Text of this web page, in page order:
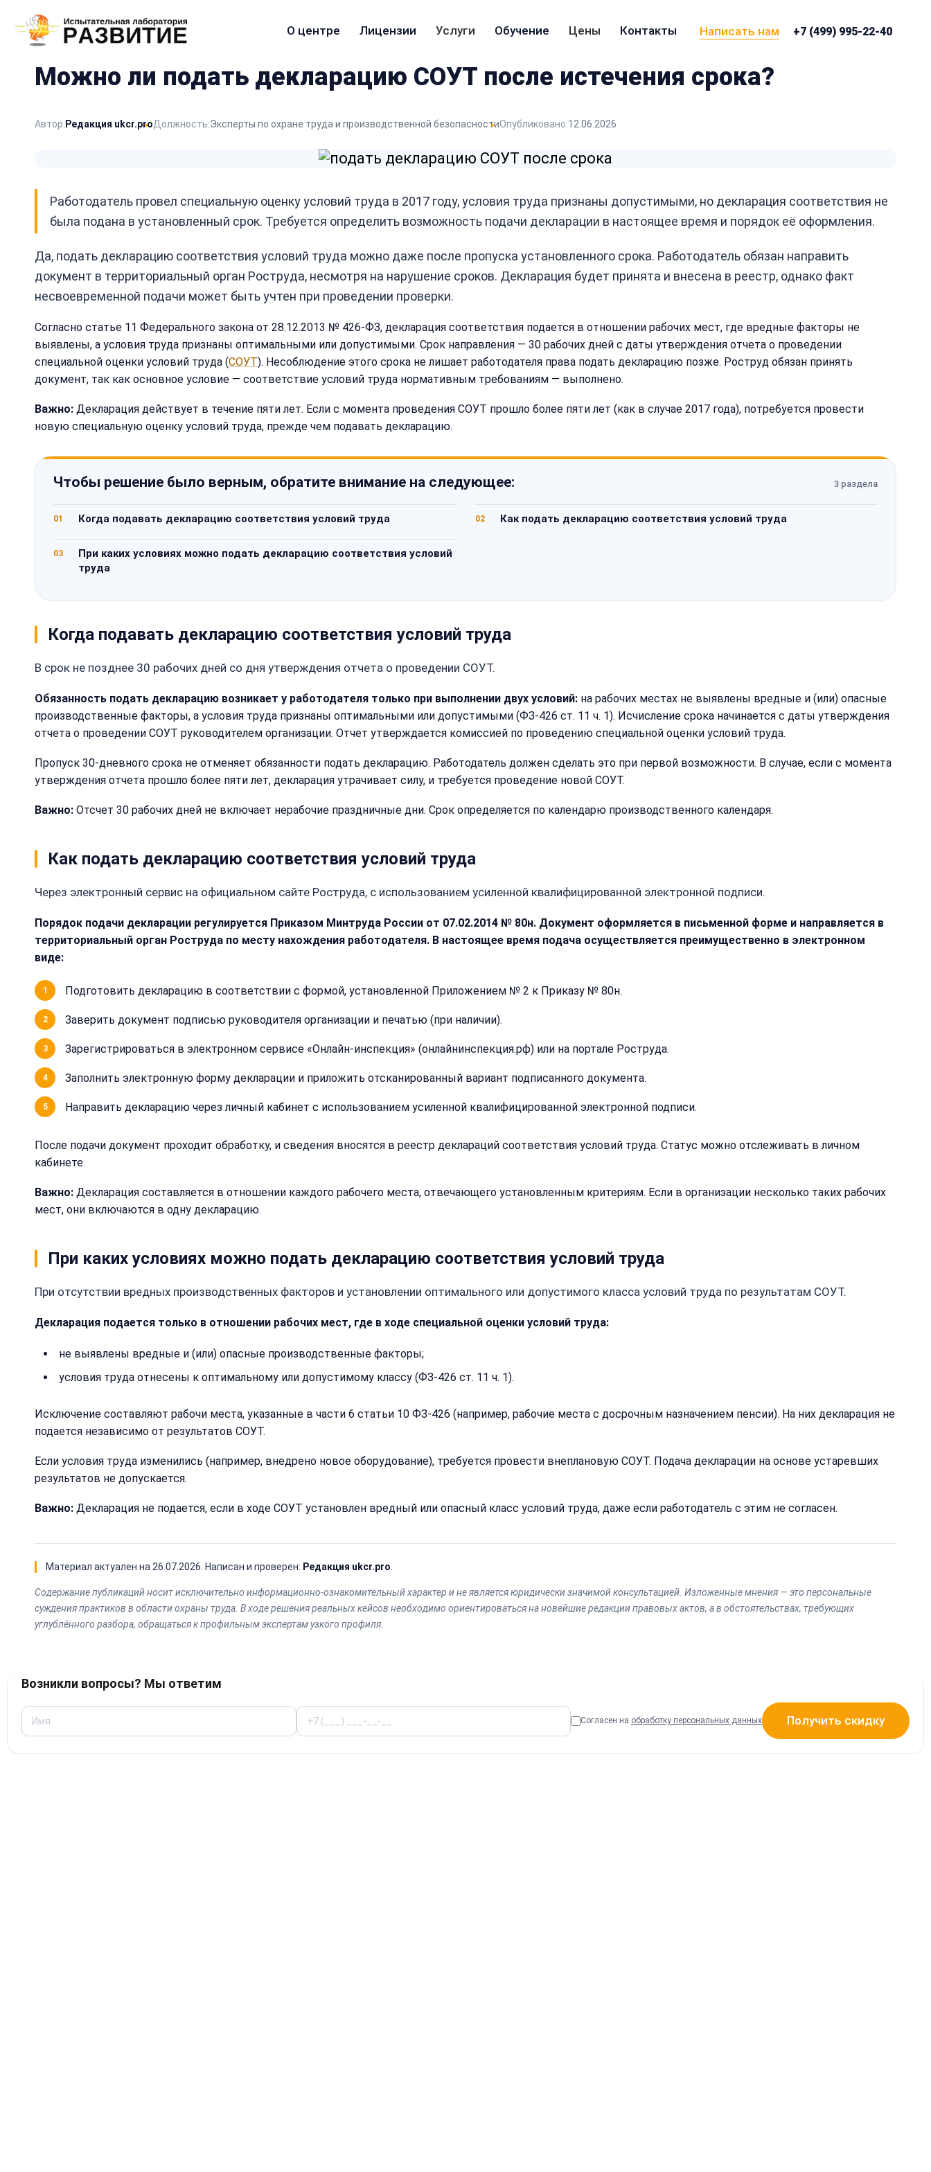
О центре Лицензии Услуги Обучение Цены Контакты Написать нам +7 (499) 995-22-40
Закрыть
Можно ли подать декларацию СОУТ после истечения срока?
Автор: Редакция ukcr.proДолжность:Эксперты по охране труда и производственной безопасностиОпубликовано:12.06.2026
Работодатель провел специальную оценку условий труда в 2017 году, условия труда признаны допустимыми, но декларация соответствия не
была подана в установленный срок. Требуется определить возможность подачи декларации в настоящее время и порядок её оформления.
Да, подать декларацию соответствия условий труда можно даже после пропуска установленного срока. Работодатель обязан направить
документ в территориальный орган Роструда, несмотря на нарушение сроков. Декларация будет принята и внесена в реестр, однако факт
несвоевременной подачи может быть учтен при проведении проверки.
Согласно статье 11 Федерального закона от 28.12.2013 № 426-ФЗ, декларация соответствия подается в отношении рабочих мест, где вредные факторы не
выявлены, а условия труда признаны оптимальными или допустимыми. Срок направления — 30 рабочих дней с даты утверждения отчета о проведении
специальной оценки условий труда (СОУТ). Несоблюдение этого срока не лишает работодателя права подать декларацию позже. Роструд обязан принять
документ, так как основное условие — соответствие условий труда нормативным требованиям — выполнено.
Важно: Декларация действует в течение пяти лет. Если с момента проведения СОУТ прошло более пяти лет (как в случае 2017 года), потребуется провести
новую специальную оценку условий труда, прежде чем подавать декларацию.
Чтобы решение было верным, обратите внимание на следующее: 3 раздела
01 Когда подавать декларацию соответствия условий труда 02 Как подать декларацию соответствия условий труда
03
При каких условиях можно подать декларацию соответствия условий
труда
Когда подавать декларацию соответствия условий труда
В срок не позднее 30 рабочих дней со дня утверждения отчета о проведении СОУТ.
Обязанность подать декларацию возникает у работодателя только при выполнении двух условий: на рабочих местах не выявлены вредные и (или) опасные
производственные факторы, а условия труда признаны оптимальными или допустимыми (ФЗ-426 ст. 11 ч. 1). Исчисление срока начинается с даты утверждения
отчета о проведении СОУТ руководителем организации. Отчет утверждается комиссией по проведению специальной оценки условий труда.
Пропуск 30-дневного срока не отменяет обязанности подать декларацию. Работодатель должен сделать это при первой возможности. В случае, если с момента
утверждения отчета прошло более пяти лет, декларация утрачивает силу, и требуется проведение новой СОУТ.
Важно: Отсчет 30 рабочих дней не включает нерабочие праздничные дни. Срок определяется по календарю производственного календаря.
Как подать декларацию соответствия условий труда
Через электронный сервис на официальном сайте Роструда, с использованием усиленной квалифицированной электронной подписи.
Порядок подачи декларации регулируется Приказом Минтруда России от 07.02.2014 № 80н. Документ оформляется в письменной форме и направляется в
территориальный орган Роструда по месту нахождения работодателя. В настоящее время подача осуществляется преимущественно в электронном
виде:
Подготовить декларацию в соответствии с формой, установленной Приложением № 2 к Приказу № 80н.
Заверить документ подписью руководителя организации и печатью (при наличии).
Зарегистрироваться в электронном сервисе «Онлайн-инспекция» (онлайнинспекция.рф) или на портале Роструда.
Заполнить электронную форму декларации и приложить отсканированный вариант подписанного документа.
Направить декларацию через личный кабинет с использованием усиленной квалифицированной электронной подписи.
После подачи документ проходит обработку, и сведения вносятся в реестр деклараций соответствия условий труда. Статус можно отслеживать в личном
кабинете.
Важно: Декларация составляется в отношении каждого рабочего места, отвечающего установленным критериям. Если в организации несколько таких рабочих
мест, они включаются в одну декларацию.
При каких условиях можно подать декларацию соответствия условий труда
При отсутствии вредных производственных факторов и установлении оптимального или допустимого класса условий труда по результатам СОУТ.
Декларация подается только в отношении рабочих мест, где в ходе специальной оценки условий труда:
не выявлены вредные и (или) опасные производственные факторы;
условия труда отнесены к оптимальному или допустимому классу (ФЗ-426 ст. 11 ч. 1).
Исключение составляют рабочи места, указанные в части 6 статьи 10 ФЗ-426 (например, рабочие места с досрочным назначением пенсии). На них декларация не
подается независимо от результатов СОУТ.
Если условия труда изменились (например, внедрено новое оборудование), требуется провести внеплановую СОУТ. Подача декларации на основе устаревших
результатов не допускается.
Важно: Декларация не подается, если в ходе СОУТ установлен вредный или опасный класс условий труда, даже если работодатель с этим не согласен.
Материал актуален на 26.07.2026 . Написан и проверен: Редакция ukcr.pro
Содержание публикаций носит исключительно информационно-ознакомительный характер и не является юридически значимой консультацией. Изложенные мнения — это персональные
суждения практиков в области охраны труда. В ходе решения реальных кейсов необходимо ориентироваться на новейшие редакции правовых актов, а в обстоятельствах, требующих
углублённого разбора, обращаться к профильным экспертам узкого профиля.
Возникли вопросы? Мы ответим
Согласен на обработку персональных данных Получить скидку
Написать
Имя:
Согласен на
обработку
данных
Бесплатная
имя
—
рассчитаем
Телефон:
Согласен на
персональных
данных
отвечаем
+7
(499)